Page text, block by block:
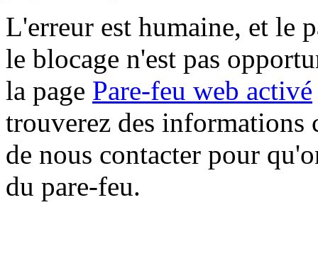
L'erreur est humaine, et le
le blocage n'est pas
la page Pare-feu web activé
trouverez des informations
de nous contacter pour
du pare-feu.